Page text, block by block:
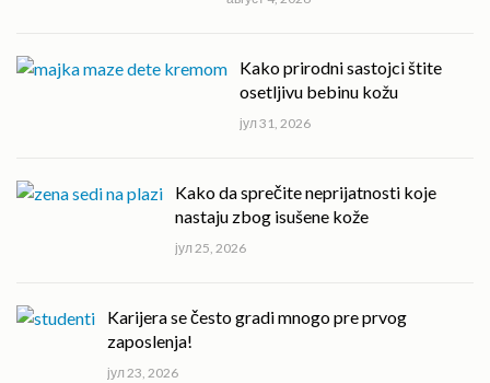
Kako prirodni sastojci štite
osetljivu bebinu kožu
јул 31, 2026
Kako da sprečite neprijatnosti koje
nastaju zbog isušene kože
јул 25, 2026
Karijera se često gradi mnogo pre prvog
zaposlenja!
јул 23, 2026